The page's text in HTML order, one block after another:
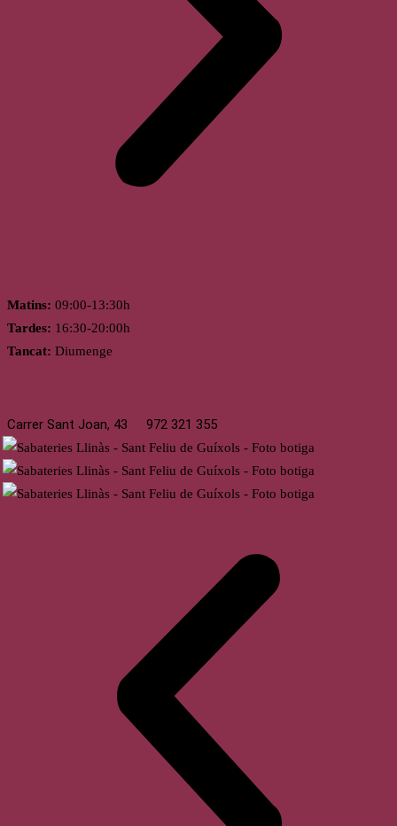
Matins: 09:00-13:30h
Tardes: 16:30-20:00h
Tancat: Diumenge
Carrer Sant Joan, 43 972 321 355